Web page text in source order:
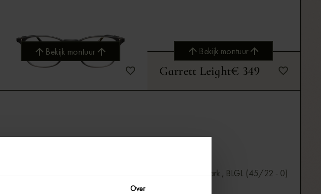
Over
Bekijk montuur
Bekijk montuur
Garrett Leight € 359
Bekijk montuur
Bekijk montuur
Garrett Leight€ 349